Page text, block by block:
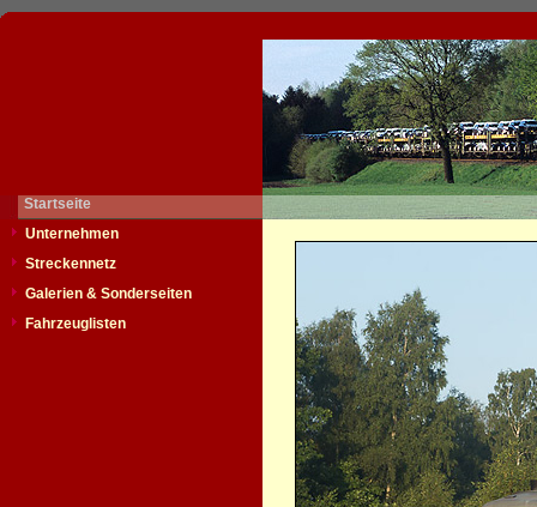
Startseite
Unternehmen
Streckennetz
Galerien & Sonderseiten
Fahrzeuglisten